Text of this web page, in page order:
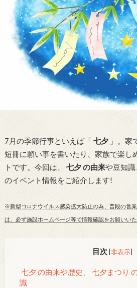
7月の季節行事といえば「 七夕 」。家
短冊に願い事を書いたり、家族で楽し
トです。今回は、 七夕 の由来や豆知識
のイベント情報をご紹介します!
※新型コロナウイルス感染拡大防止の為、普段の営
は、必ず施設ホームページ等で情報確認をお願いいた
目次 [非表示]
七夕 の由来や歴史、 七夕まつり
識